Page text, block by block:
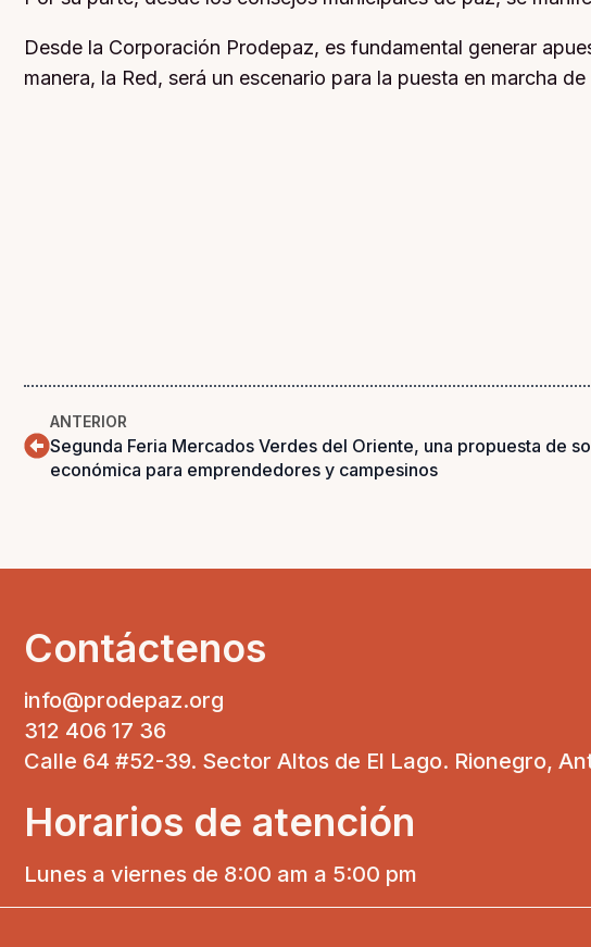
Desde la Corporación Prodepaz, es fundamental generar
manera, la Red, será un escenario para la puesta en marcha
ANTERIOR
Segunda Feria Mercados Verdes del Oriente, una propuesta de
económica para emprendedores y campesinos
Contáctenos
info@prodepaz.org
312 406 17 36
Calle 64 #52-39. Sector Altos de El Lago. Rionegro,
Horarios de atención
Lunes a viernes de 8:00 am a 5:00 pm